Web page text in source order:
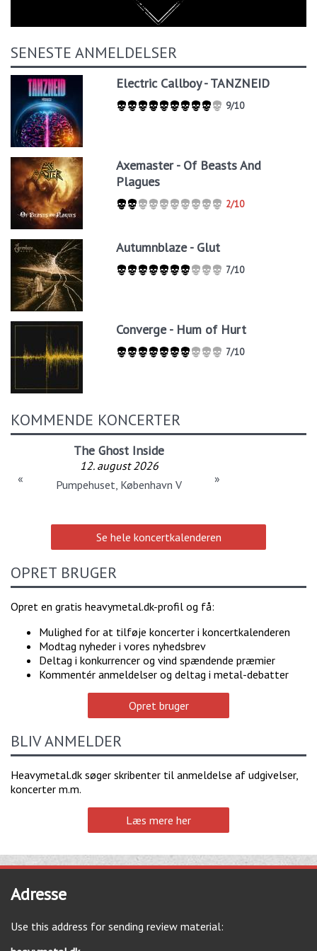
SENESTE ANMELDELSER
Electric Callboy - TANZNEID
9/10
Axemaster - Of Beasts And
Plagues
2/10
Autumnblaze - Glut
7/10
Converge - Hum of Hurt
7/10
KOMMENDE KONCERTER
The Ghost Inside
12. august 2026
Pumpehuset, København V
« »
Se hele koncertkalenderen
OPRET BRUGER
Opret en gratis heavymetal.dk-profil og få:
Mulighed for at tilføje koncerter i koncertkalenderen
Modtag nyheder i vores nyhedsbrev
Deltag i konkurrencer og vind spændende præmier
Kommentér anmeldelser og deltag i metal-debatter
Opret bruger
BLIV ANMELDER
Heavymetal.dk søger skribenter til anmeldelse af udgivelser,
koncerter m.m.
Læs mere her
Adresse
Use this address for sending review material: